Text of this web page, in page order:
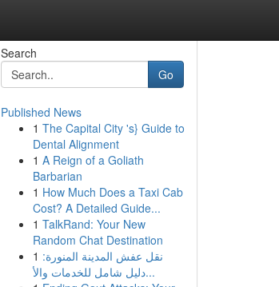
Search
Go
Published News
1 The Capital City 's} Guide to
Dental Alignment
1 A Reign of a Goliath
Barbarian
1 How Much Does a Taxi Cab
Cost? A Detailed Guide...
1 TalkRand: Your New
Random Chat Destination
1 نقل عفش المدينة المنورة:
دليل شامل للخدمات والأ...